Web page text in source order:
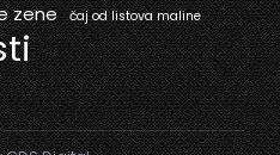
zene čaj od listova maline